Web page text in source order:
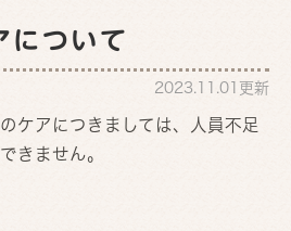
について
2023.11.01更新
ケアにつきましては、人員不足
きません。